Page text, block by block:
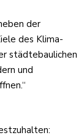
der
des Klima-
städtebaulichen
und